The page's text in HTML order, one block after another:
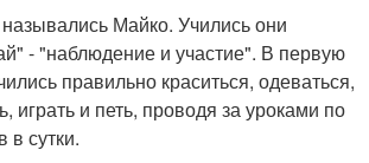
Майко. Учились они
- "наблюдение и участие". В первую
правильно краситься, одеваться,
играть и петь, проводя за уроками по
в сутки.